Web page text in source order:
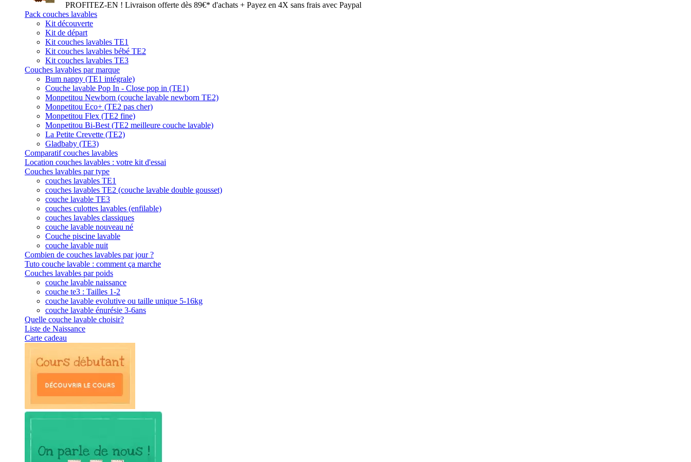
PROFITEZ-EN ! Livraison offerte dès 89€* d'achats + Payez en 4X sans frais avec Paypal
Pack couches lavables
Kit découverte
Kit de départ
Kit couches lavables TE1
Kit couches lavables bébé TE2
Kit couches lavables TE3
Couches lavables par marque
Bum nappy (TE1 intégrale)
Couche lavable Pop In - Close pop in (TE1)
Monpetitou Newborn (couche lavable newborn TE2)
Monpetitou Eco+ (TE2 pas cher)
Monpetitou Flex (TE2 fine)
Monpetitou Bi-Best (TE2 meilleure couche lavable)
La Petite Crevette (TE2)
Gladbaby (TE3)
Comparatif couches lavables
Location couches lavables : votre kit d'essai
Couches lavables par type
couches lavables TE1
couches lavables TE2 (couche lavable double gousset)
couche lavable TE3
couches culottes lavables (enfilable)
couches lavables classiques
couche lavable nouveau né
Couche piscine lavable
couche lavable nuit
Combien de couches lavables par jour ?
Tuto couche lavable : comment ça marche
Couches lavables par poids
couche lavable naissance
couche te3 : Tailles 1-2
couche lavable evolutive ou taille unique 5-16kg
couche lavable énurésie 3-6ans
Quelle couche lavable choisir?
Liste de Naissance
Carte cadeau